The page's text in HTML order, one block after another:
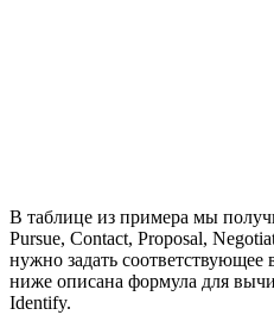
В таблице из примера мы
Pursue, Contact, Proposal,
нужно задать
ниже описана формула для
Identify.